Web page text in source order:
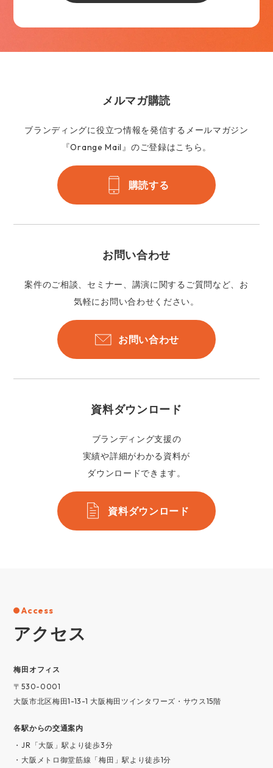
メルマガ購読
ブランディングに役立つ情報を発信するメールマガジン
『Orange Mail』のご登録はこちら。
購読する
お問い合わせ
案件のご相談、セミナー、講演に関するご質問など、お
気軽にお問い合わせください。
お問い合わせ
資料ダウンロード
ブランディング支援の
実績や詳細がわかる資料が
ダウンロードできます。
資料ダウンロード
Access
アクセス
梅⽥オフィス
〒530-0001
大阪市北区梅田1-13-1 大阪梅田ツインタワーズ・サウス15階
各駅からの交通案内
・JR「大阪」駅より徒歩3分
・大阪メトロ御堂筋線「梅田」駅より徒歩1分